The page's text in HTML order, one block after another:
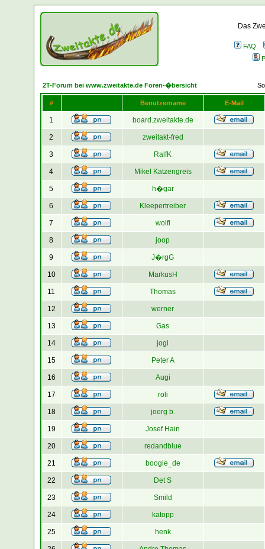
Das
FAQ
2T-Forum bei www.zweitakte.de Foren-�bersicht
# Benutzername E-Mail
1 board.zweitakte.de
2 zweitakt-fred
3 RalfK
4 Mikel Katzengreis
5 h�gar
6 Kleepertreiber
7 wolfi
8 joop
9 J�rgG
10 MarkusH
11 Thomas
12 werner
13 Gas
14 jogi
15 Peter A
16 Augi
17 roli
18 joerg b.
19 Josef Hain
20 redandblue
21 boogie_de
22 Det S
23 Smild
24 katopp
25 henk